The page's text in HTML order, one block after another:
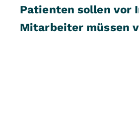
Patienten sollen vor
Mitarbeiter müssen